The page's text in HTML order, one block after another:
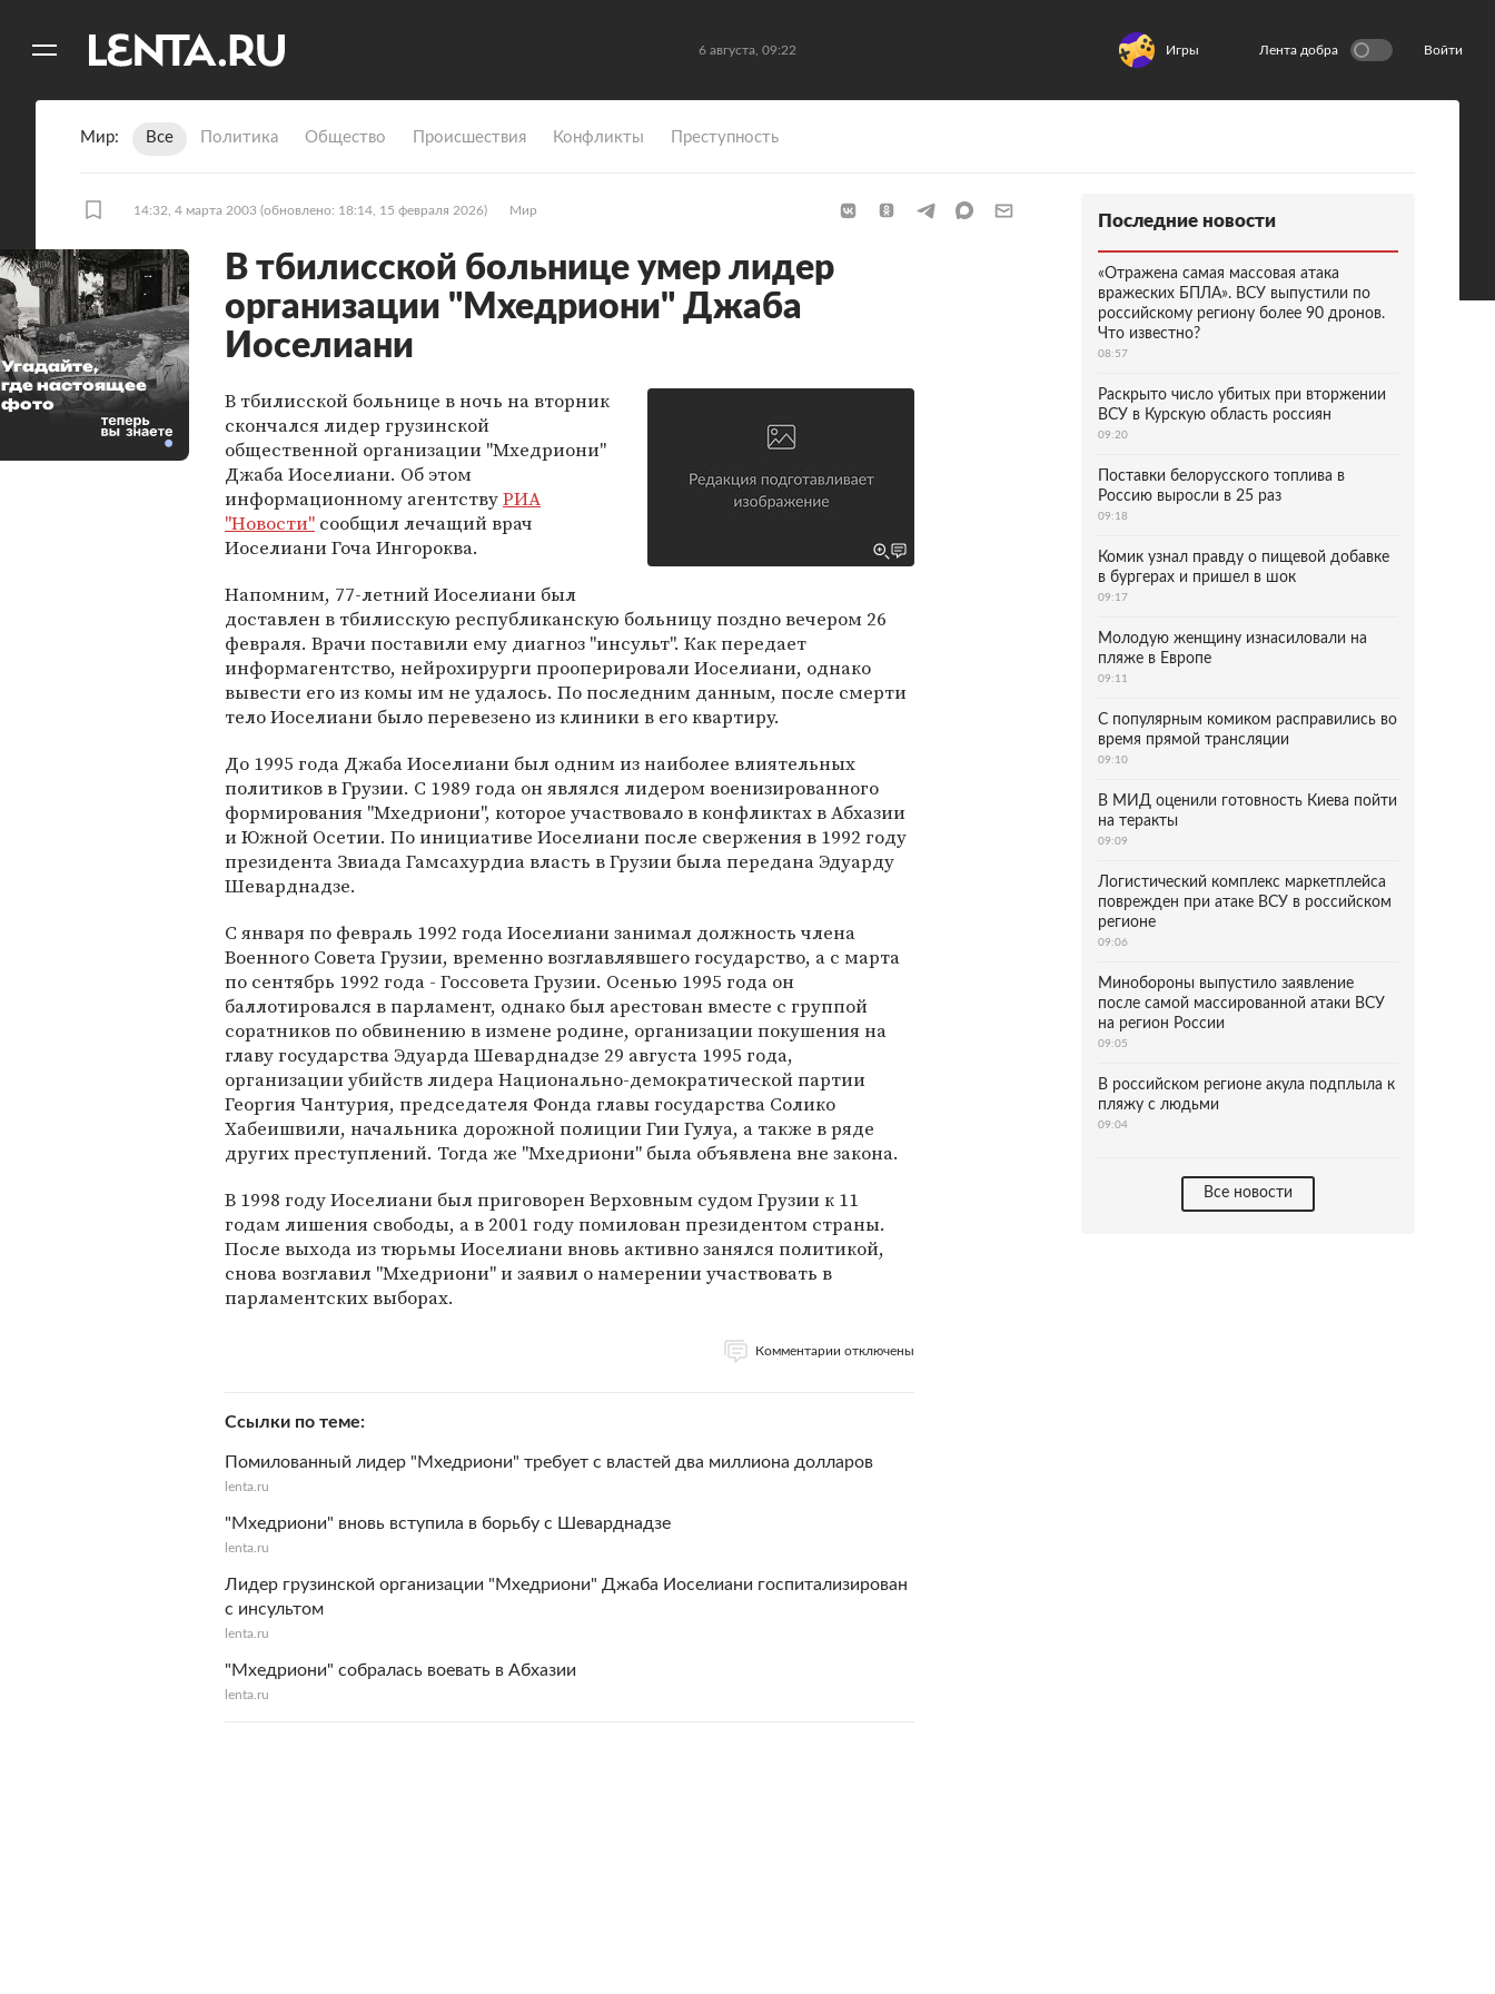
6 августа, 09:22 Игры Лента добра Войти
Мир Все Политика Общество Происшествия Конфликты Преступность
14:32, 4 марта 2003 (обновлено: 18:14, 15 февраля 2026) Мир
В тбилисской больнице умер лидер
организации "Мхедриони" Джаба
Иоселиани
В тбилисской больнице в ночь на вторник
скончался лидер грузинской
общественной организации "Мхедриони"
Джаба Иоселиани. Об этом
информационному агентствуРИА
"Новости" сообщил лечащий врач
Иоселиани Гоча Ингороква.
Напомним, 77-летний Иоселиани был
доставлен в тбилисскую республиканскую больницу поздно вечером 26
февраля. Врачи поставили ему диагноз "инсульт". Как передает
информагентство, нейрохирурги прооперировали Иоселиани, однако
вывести его из комы им не удалось. По последним данным, после смерти
тело Иоселиани было перевезено из клиники в его квартиру.
До 1995 года Джаба Иоселиани был одним из наиболее влиятельных
политиков в Грузии. С 1989 года он являлся лидером военизированного
формирования "Мхедриони", которое участвовало в конфликтах в Абхазии
и Южной Осетии. По инициативе Иоселиани после свержения в 1992 году
президента Звиада Гамсахурдиа власть в Грузии была передана Эдуарду
Шеварднадзе.
С января по февраль 1992 года Иоселиани занимал должность члена
Военного Совета Грузии, временно возглавлявшего государство, а с марта
по сентябрь 1992 года - Госсовета Грузии. Осенью 1995 года он
баллотировался в парламент, однако был арестован вместе с группой
соратников по обвинению в измене родине, организации покушения на
главу государства Эдуарда Шеварднадзе 29 августа 1995 года,
организации убийств лидера Национально-демократической партии
Георгия Чантурия, председателя Фонда главы государства Солико
Хабеишвили, начальника дорожной полиции Гии Гулуа, а также в ряде
других преступлений. Тогда же "Мхедриони" была объявлена вне закона.
В 1998 году Иоселиани был приговорен Верховным судом Грузии к 11
годам лишения свободы, а в 2001 году помилован президентом страны.
После выхода из тюрьмы Иоселиани вновь активно занялся политикой,
снова возглавил "Мхедриони" и заявил о намерении участвовать в
парламентских выборах.
Комментарии отключены
Ссылки по теме
Помилованный лидер "Мхедриони" требует с властей два миллиона долларов
lenta.ru
"Мхедриони" вновь вступила в борьбу с Шеварднадзе
lenta.ru
Лидер грузинской организации "Мхедриони" Джаба Иоселиани госпитализирован
с инсультом
lenta.ru
"Мхедриони" собралась воевать в Абхазии
lenta.ru
Угадайте,
где настоящее
фото
Последние новости
«Отражена самая массовая атака
вражеских БПЛА». ВСУ выпустили по
российскому региону более 90 дронов.
Что известно?
08:57
Раскрыто число убитых при вторжении
ВСУ в Курскую область россиян
09:20
Поставки белорусского топлива в
Россию выросли в 25 раз
09:18
Комик узнал правду о пищевой добавке
в бургерах и пришел в шок
09:17
Молодую женщину изнасиловали на
пляже в Европе
09:11
С популярным комиком расправились во
время прямой трансляции
09:10
В МИД оценили готовность Киева пойти
на теракты
09:09
Логистический комплекс маркетплейса
поврежден при атаке ВСУ в российском
регионе
09:06
Минобороны выпустило заявление
после самой массированной атаки ВСУ
на регион России
09:05
В российском регионе акула подплыла к
пляжу с людьми
09:04
Все новости